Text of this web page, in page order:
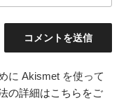
に Akismet を使って
の詳細はこちらをご